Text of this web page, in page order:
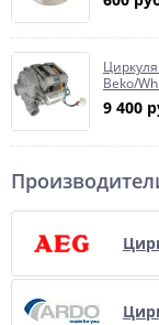
Beko/
9 400